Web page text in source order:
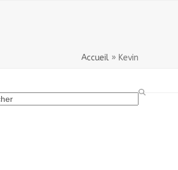
Accueil» Kevin